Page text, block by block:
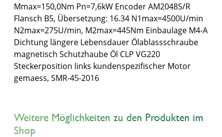
Mmax=150,0Nm Pn=7,6kW Encoder AM2048S/R
Flansch B5, Übersetzung: 16.34 N1max=4500U/min
N2max=275U/min, M2max=445Nm Einbaulage M4-A
Dichtung längere Lebensdauer Ölablassschraube
magnetisch Schutzhaube Öl CLP VG220
Steckerposition links kundenspezifischer Motor
gemaess, SMR-45-2016
Weitere Möglichkeiten zu den Produkten im
Shop